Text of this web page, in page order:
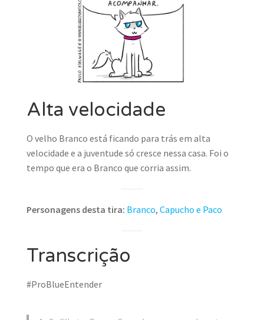
Alta velocidade
O velho Branco está ficando para trás em alta
velocidade e a juventude só cresce nessa casa. Foi o
tempo que era o Branco que corria assim.
Personagens desta tira: Branco, Capucho e Paco
Transcrição
#ProBlueEntender